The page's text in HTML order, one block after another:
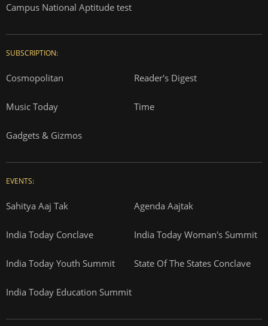
Campus National Aptitude test
SUBSCRIPTION:
Cosmopolitan Reader's Digest
Music Today Time
Gadgets & Gizmos
EVENTS:
Sahitya Aaj Tak Agenda Aajtak
India Today Conclave India Today Woman's Summit
India Today Youth Summit State Of The States Conclave
India Today Education Summit